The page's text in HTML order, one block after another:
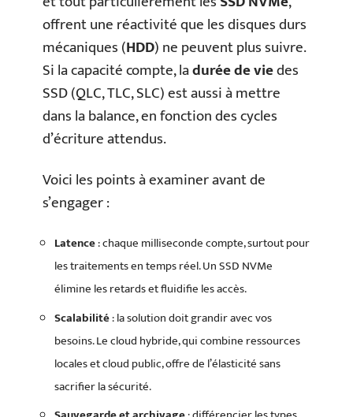
offrent une réactivité que les disques durs
mécaniques (HDD) ne peuvent plus suivre.
Si la capacité compte, ladurée de viedes
SSD (QLC, TLC, SLC) est aussi à mettre
dans la balance, en fonction des cycles
d’écriture attendus.
Voici les points à examiner avant de
s’engager :
Latence: chaque milliseconde compte, surtout pour
les traitements en temps réel. Un SSD NVMe
élimine les retards et fluidifie les accès.
Scalabilité: la solution doit grandir avec vos
besoins. Le cloud hybride, qui combine ressources
locales et cloud public, offre de l’élasticité sans
sacrifier la sécurité.